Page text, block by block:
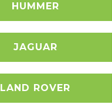
HUMMER
JAGUAR
LAND ROVER